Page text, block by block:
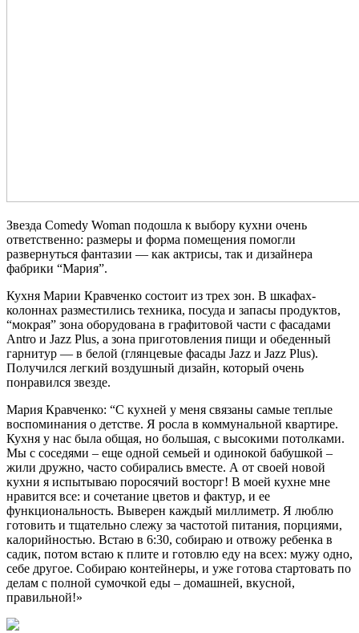
Звезда Comedy Woman подошла к выбору кухни очень
ответственно: размеры и форма помещения помогли
развернуться фантазии — как актрисы, так и дизайнера
фабрики “Мария”.
Кухня Марии Кравченко состоит из трех зон. В шкафах-
колоннах разместились техника, посуда и запасы продуктов,
“мокрая” зона оборудована в графитовой части с фасадами
Antro и Jazz Plus, а зона приготовления пищи и обеденный
гарнитур — в белой (глянцевые фасады Jazz и Jazz Plus).
Получился легкий воздушный дизайн, который очень
понравился звезде.
Мария Кравченко: “С кухней у меня связаны самые теплые
воспоминания о детстве. Я росла в коммунальной квартире.
Кухня у нас была общая, но большая, с высокими потолками.
Мы с соседями – еще одной семьей и одинокой бабушкой –
жили дружно, часто собирались вместе. А от своей новой
кухни я испытываю поросячий восторг! В моей кухне мне
нравится все: и сочетание цветов и фактур, и ее
функциональность. Выверен каждый миллиметр. Я люблю
готовить и тщательно слежу за частотой питания, порциями,
калорийностью. Встаю в 6:30, собираю и отвожу ребенка в
садик, потом встаю к плите и готовлю еду на всех: мужу одно,
себе другое. Собираю контейнеры, и уже готова стартовать по
делам с полной сумочкой еды – домашней, вкусной,
правильной!»